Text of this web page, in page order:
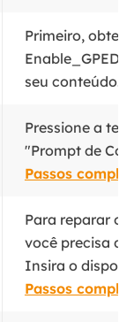
Primeiro,
seu conteúdo...
Pressione a
"Prompt de
Passos
Para reparar o
você precisa
Insira o
Passos